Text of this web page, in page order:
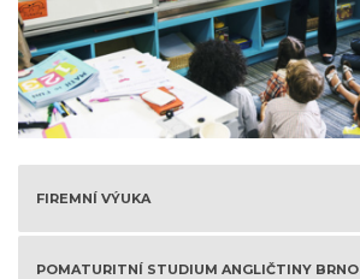
FIREMNÍ VÝUKA
POMATURITNÍ STUDIUM ANGLIČTINY BRNO